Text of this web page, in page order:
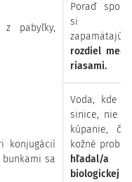
pabyľky,
konjugácií
sa
Poraď
si
zapamätajú
rozdiel
riasami.
Voda, kde
sinice, nie
kúpanie,
kožné
hľadal/a
biologickej